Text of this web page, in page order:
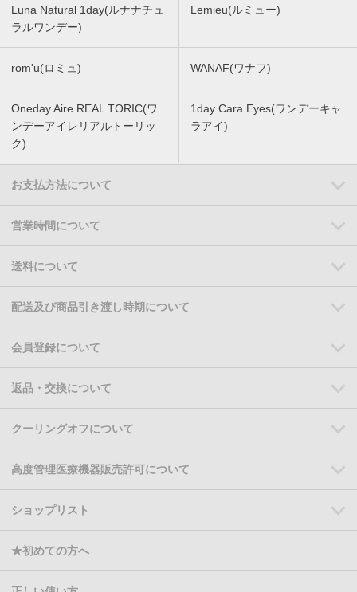
Luna Natural 1day(ルナナチュ
ラルワンデー)
Lemieu(ルミュー)
rom'u(ロミュ) WANAF(ワナフ)
Oneday Aire REAL TORIC(ワ
ンデーアイレリアルトーリッ
ク)
1day Cara Eyes(ワンデーキャ
ラアイ)
お支払方法について
営業時間について
送料について
配送及び商品引き渡し時期について
会員登録について
返品・交換について
クーリングオフについて
高度管理医療機器販売許可について
ショップリスト
★初めての方へ